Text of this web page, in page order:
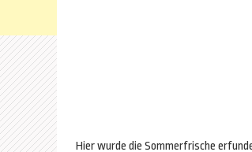
Hier wurde die Sommerfrische